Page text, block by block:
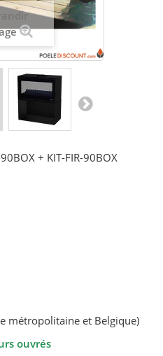
+ KIT-FIR-90BOX
métropolitaine et Belgique)
ouvrés